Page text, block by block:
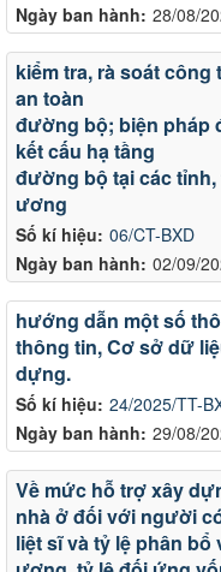
Ngày ban hành: 28/08/
Số kí hiệu: 06/CT-BXD
Ngày ban hành: 02/09/
kiểm tra, rà soát
an toàn
đường bộ; biện pháp
kết cấu hạ tầng
đường bộ tại các
ương
Số kí hiệu: 24/2025/TT-
Ngày ban hành: 29/08/
hướng dẫn một số
thông tin, Cơ sở dữ
dựng.
Về mức hỗ trợ xây
nhà ở đối với người
liệt sĩ và tỷ lệ phân
LỊCH CÔNG TÁC CỦA